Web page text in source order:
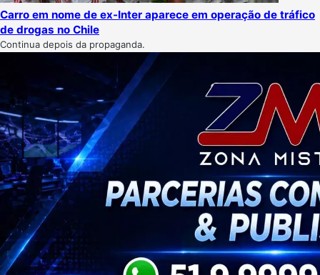
Carro em nome de ex-Inter aparece em operação de tráfico
de drogas no Chile
Continua depois da propaganda.